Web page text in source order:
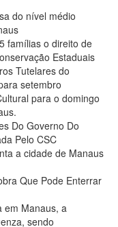
do nível médio
famílias o direito de
Estaduais
Tutelares do
setembro
para o domingo
Do Governo Do
Pelo CSC
a cidade de Manaus
Que Pode Enterrar
em Manaus, a
sendo